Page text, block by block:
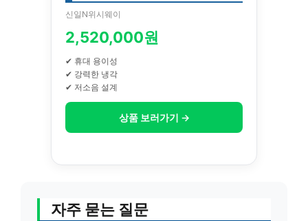
신일N위시웨이
2,520,000원
✔ 휴대 용이성
✔ 강력한 냉각
✔ 저소음 설계
상품 보러가기 →
자주 묻는 질문